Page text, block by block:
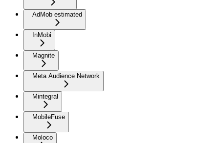
AdMob estimated
InMobi
Magnite
Meta Audience Network
Mintegral
MobileFuse
Moloco